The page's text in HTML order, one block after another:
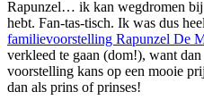
Rapunzel… ik kan wegdromen bij
hebt. Fan-tas-tisch. Ik was dus
familievoorstelling Rapunzel De
verkleed te gaan (dom!), want
voorstelling kans op een mooie
dan als prins of prinses!